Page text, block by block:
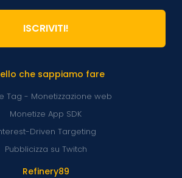
Refinery89
che sappiamo fare
Tag - Monetizzazione web
Monetize App SDK
Driven Targeting
Pubblicizza su Twitch
ISCRIVITI!